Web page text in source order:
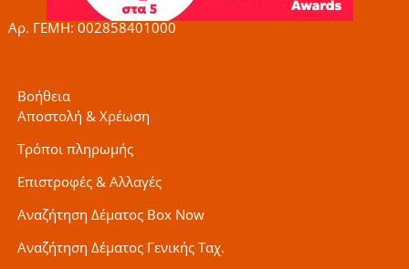
Αρ. ΓΕΜΗ: 002858401000
Βοήθεια
Αποστολή & Χρέωση
Τρόποι πληρωμής
Επιστροφές & Αλλαγές
Αναζήτηση Δέματος Box Now
Αναζήτηση Δέματος Γενικής Ταχ.